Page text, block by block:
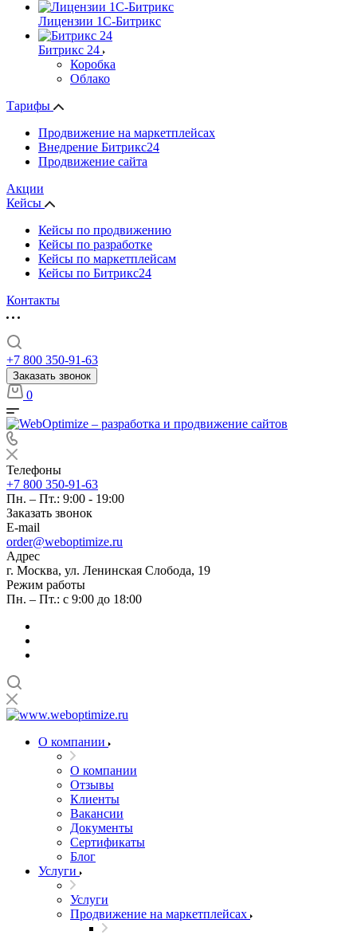
Лицензии 1С-Битрикс
Битрикс 24
Коробка
Облако
Тарифы
Продвижение на маркетплейсах
Внедрение Битрикс24
Продвижение сайта
Акции
Кейсы
Кейсы по продвижению
Кейсы по разработке
Кейсы по маркетплейсам
Кейсы по Битрикс24
Контакты
+7 800 350-91-63
Заказать звонок
0
Телефоны
+7 800 350-91-63
Пн. – Пт.: 9:00 - 19:00
Заказать звонок
E-mail
order@weboptimize.ru
Адрес
г. Москва, ул. Ленинская Слобода, 19
Режим работы
Пн. – Пт.: с 9:00 до 18:00
О компании
О компании
Отзывы
Клиенты
Вакансии
Документы
Сертификаты
Блог
Услуги
Услуги
Продвижение на маркетплейсах